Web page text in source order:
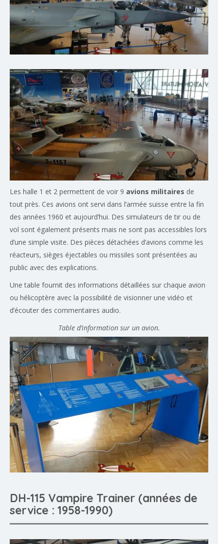
Les halle 1 et 2 permettent de voir 9 avions militaires de
tout près. Ces avions ont servi dans l’armée suisse entre la fin
des années 1960 et aujourd’hui. Des simulateurs de tir ou de
vol sont également présents mais ne sont pas accessibles lors
d’une simple visite. Des pièces détachées d’avions comme les
réacteurs, sièges éjectables ou missiles sont présentées au
public avec des explications.
Une table fournit des informations détaillées sur chaque avion
ou hélicoptère avec la possibilité de visionner une vidéo et
d’écouter des commentaires audio.
Table d’information sur un avion.
DH-115 Vampire Trainer (années de
service : 1958-1990)